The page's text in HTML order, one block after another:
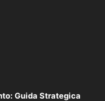
Guida Strategica